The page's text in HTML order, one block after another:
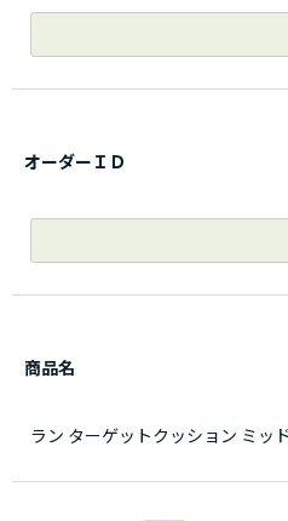
オーダーＩＤ
商品名
ラン ターゲットクッション ミッ